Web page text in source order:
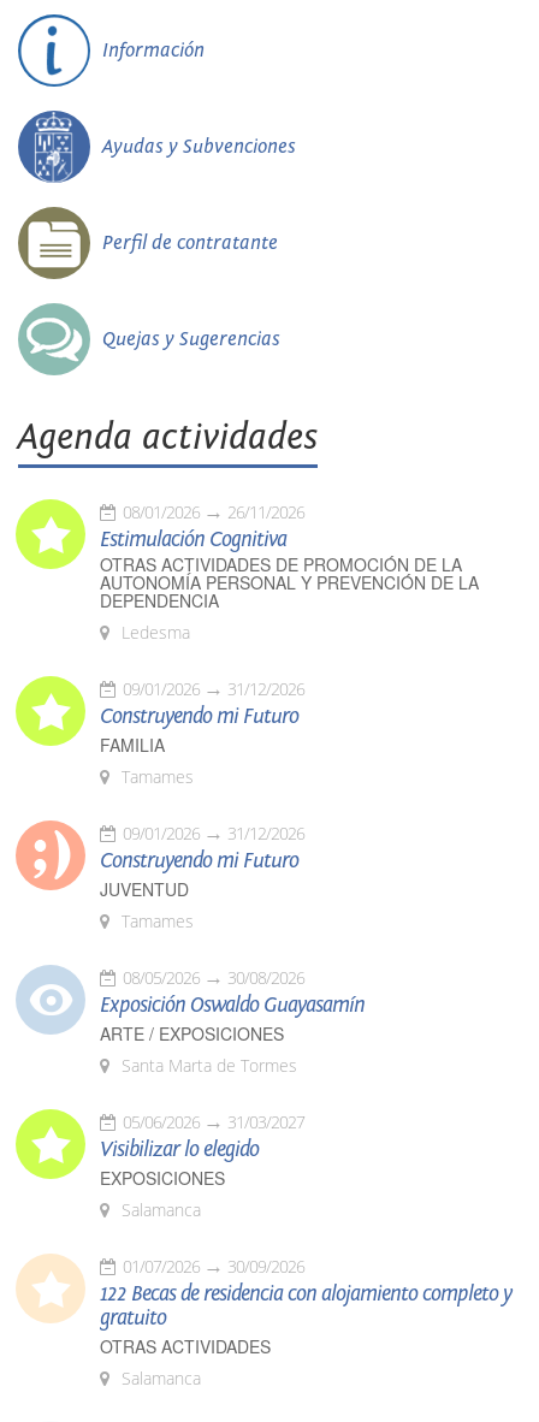
Información
Ayudas y Subvenciones
Perfil de contratante
Quejas y Sugerencias
Agenda actividades
08/01/2026 26/11/2026
Estimulación Cognitiva
OTRAS ACTIVIDADES DE PROMOCIÓN DE LA
AUTONOMÍA PERSONAL Y PREVENCIÓN DE LA
DEPENDENCIA
Ledesma
09/01/2026 31/12/2026
Construyendo mi Futuro
FAMILIA
Tamames
09/01/2026 31/12/2026
Construyendo mi Futuro
JUVENTUD
Tamames
08/05/2026 30/08/2026
Exposición Oswaldo Guayasamín
ARTE / EXPOSICIONES
Santa Marta de Tormes
05/06/2026 31/03/2027
Visibilizar lo elegido
EXPOSICIONES
Salamanca
01/07/2026 30/09/2026
122 Becas de residencia con alojamiento completo y
gratuito
OTRAS ACTIVIDADES
Salamanca